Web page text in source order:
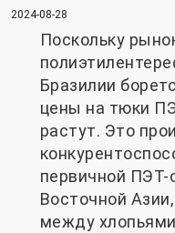
2024-08-28
Поскольку
Бразилии
цены на тюки
растут. Это
первичной
Восточной
между